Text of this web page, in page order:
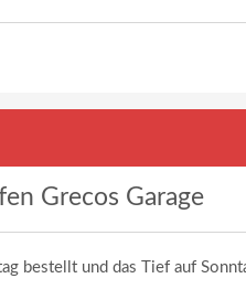
Grecos Garage
bestellt und das Tief auf